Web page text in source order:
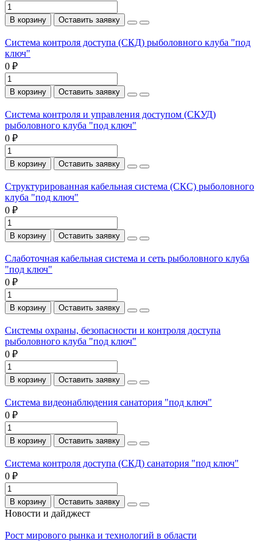
В корзину Оставить заявку
Система контроля доступа (СКД) рыболовного клуба "под
ключ"
0 ₽
В корзину Оставить заявку
Система контроля и управления доступом (СКУД)
рыболовного клуба "под ключ"
0 ₽
В корзину Оставить заявку
Структурированная кабельная система (СКС) рыболовного
клуба "под ключ"
0 ₽
В корзину Оставить заявку
Слаботочная кабельная система и сеть рыболовного клуба
"под ключ"
0 ₽
В корзину Оставить заявку
Системы охраны, безопасности и контроля доступа
рыболовного клуба "под ключ"
0 ₽
В корзину Оставить заявку
Система видеонаблюдения санатория "под ключ"
0 ₽
В корзину Оставить заявку
Система контроля доступа (СКД) санатория "под ключ"
0 ₽
В корзину Оставить заявку
Новости и дайджест
Рост мирового рынка и технологий в области